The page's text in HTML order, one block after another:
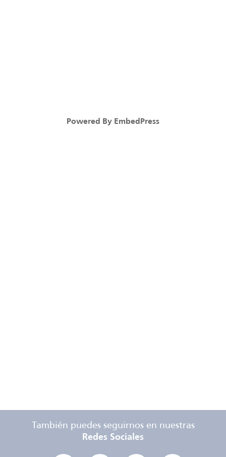
Powered By EmbedPress
También puedes seguirnos en nuestras
Redes Sociales